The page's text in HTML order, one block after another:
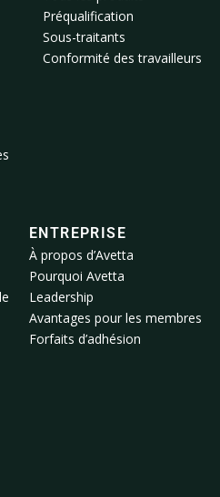
Préqualification
Sous-traitants
Conformité des travailleurs
ENTREPRISE
À propos d’Avetta
Pourquoi Avetta
Leadership
Avantages pour les membres
Forfaits d’adhésion